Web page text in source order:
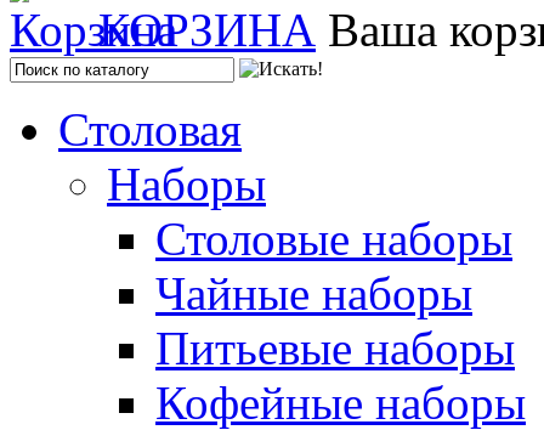
КОРЗИНА Ваша
Столовая
Наборы
Столовые наборы
Чайные наборы
Питьевые наборы
Кофейные наборы